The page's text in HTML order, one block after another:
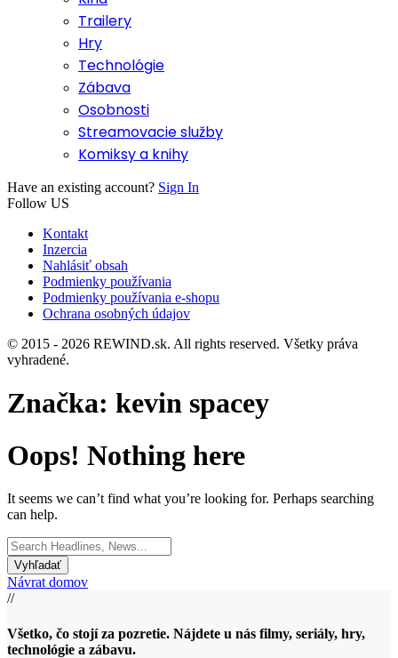
Trailery
Hry
Technológie
Zábava
Osobnosti
Streamovacie služby
Komiksy a knihy
Have an existing account? Sign In
Follow US
Kontakt
Inzercia
Nahlásiť obsah
Podmienky používania
Podmienky používania e-shopu
Ochrana osobných údajov
© 2015 - 2026 REWIND.sk. All rights reserved. Všetky práva
vyhradené.
Značka: kevin spacey
Oops! Nothing here
It seems we can’t find what you’re looking for. Perhaps searching
can help.
Search
for:
Návrat domov
//
Všetko, čo stojí za pozretie. Nájdete u nás filmy, seriály, hry,
technológie a zábavu.